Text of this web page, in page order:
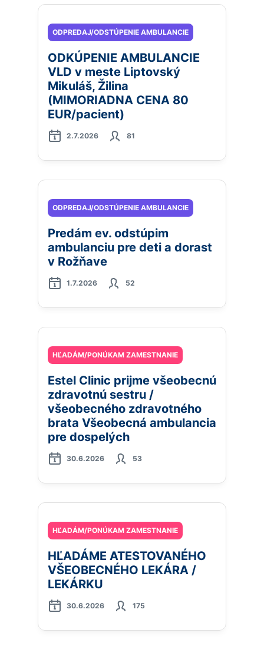
ODPREDAJ/ODSTÚPENIE AMBULANCIE
ODKÚPENIE AMBULANCIE
VLD v meste Liptovský
Mikuláš, Žilina
(MIMORIADNA CENA 80
EUR/pacient)
2.7.2026 81
ODPREDAJ/ODSTÚPENIE AMBULANCIE
Predám ev. odstúpim
ambulanciu pre deti a dorast
v Rožňave
1.7.2026 52
HĽADÁM/PONÚKAM ZAMESTNANIE
Estel Clinic prijme všeobecnú
zdravotnú sestru /
všeobecného zdravotného
brata Všeobecná ambulancia
pre dospelých
30.6.2026 53
HĽADÁM/PONÚKAM ZAMESTNANIE
HĽADÁME ATESTOVANÉHO
VŠEOBECNÉHO LEKÁRA /
LEKÁRKU
30.6.2026 175